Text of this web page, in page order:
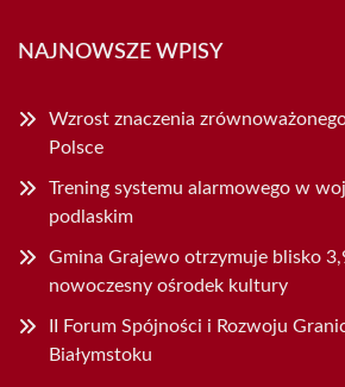
NAJNOWSZE WPISY
Wzrost znaczenia
Polsce
Trening systemu alarmowego w
podlaskim
Gmina Grajewo otrzymuje blisko
nowoczesny ośrodek kultury
II Forum Spójności i Rozwoju
Białymstoku